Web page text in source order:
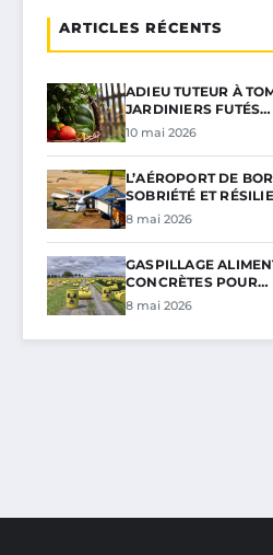
ARTICLES RÉCENTS
ADIEU TUTEUR À
JARDINIERS FUTÉS…
10 mai 2026
L’AÉROPORT DE
SOBRIÉTÉ ET
8 mai 2026
GASPILLAGE
CONCRÈTES POUR…
8 mai 2026